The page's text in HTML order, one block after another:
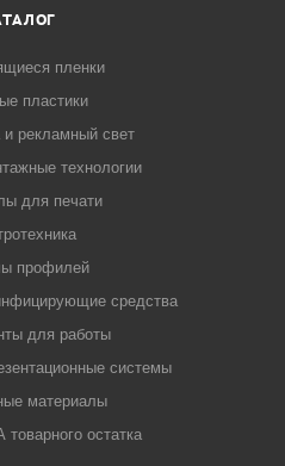
пленки
пластики
и рекламный свет
технологии
для печати
профилей
средства
для работы
системы
материалы
остатка